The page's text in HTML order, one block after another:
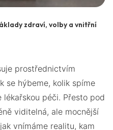
zdraví, volby a vnitřní
prostřednictvím
se hýbeme, kolik spíme
péči. Přesto pod
viditelná, ale mocnější
vnímáme realitu, kam